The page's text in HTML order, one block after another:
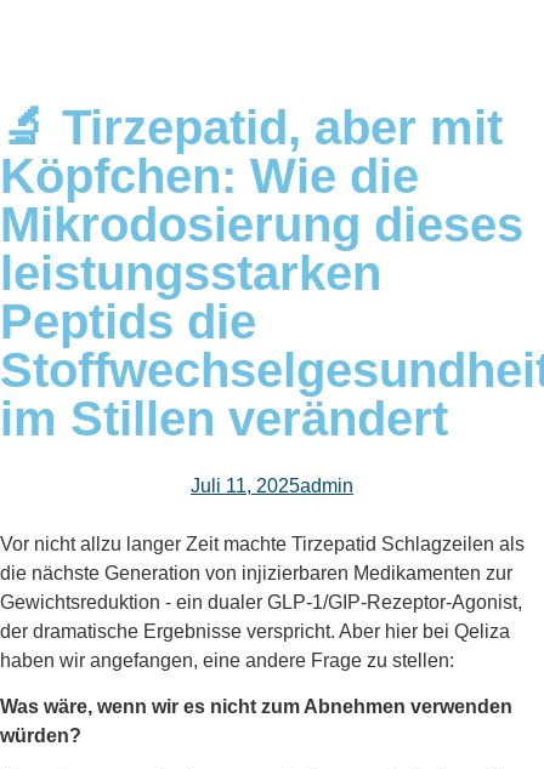
🔬 Tirzepatid, aber mit
Köpfchen: Wie die
Mikrodosierung dieses
leistungsstarken
Peptids die
im Stillen verändert
Juli 11, 2025admin
Vor nicht allzu langer Zeit machte Tirzepatid Schlagzeilen als
die nächste Generation von injizierbaren Medikamenten zur
Gewichtsreduktion - ein dualer GLP-1/GIP-Rezeptor-Agonist,
der dramatische Ergebnisse verspricht. Aber hier bei Qeliza
haben wir angefangen, eine andere Frage zu stellen:
Was wäre, wenn wir es nicht zum Abnehmen verwenden
würden?